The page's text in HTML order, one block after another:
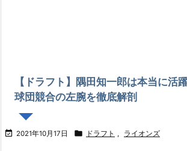
【ドラフト】隅田知一郎は本当に
球団競合の左腕を徹底解剖
 2021年10月17日  ドラフト , ライオンズ